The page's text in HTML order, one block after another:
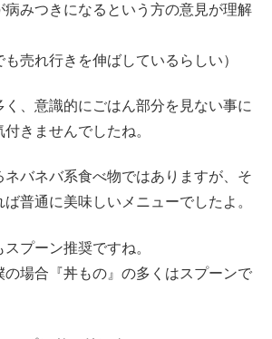
病みつきになるという方の意見が理解
も売れ行きを伸ばしているらしい）
、意識的にごはん部分を見ない事に
きませんでしたね。
バネバ系食べ物ではありますが、そ
普通に美味しいメニューでしたよ。
プーン推奨ですね。
の場合『丼もの』の多くはスプーンで